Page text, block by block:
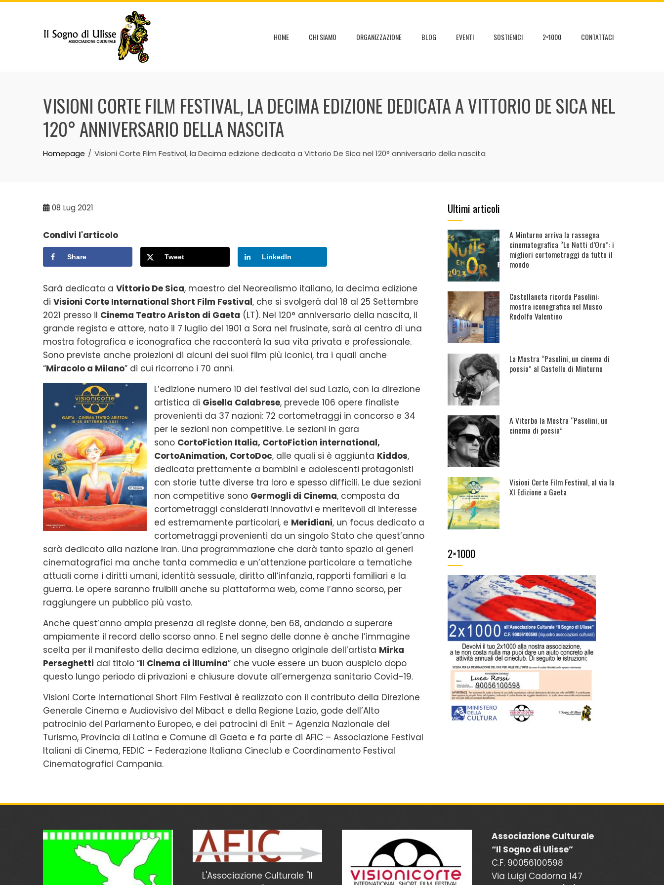
Skip
HOME CHI SIAMO ORGANIZZAZIONE BLOG EVENTI SOSTIENICI 2×1000 CONTATTACI
VISIONI CORTE FILM FESTIVAL, LA DECIMA EDIZIONE DEDICATA A VITTORIO DE SICA NEL
120° ANNIVERSARIO DELLA NASCITA
Homepage Visioni Corte Film Festival, la Decima edizione dedicata a Vittorio De Sica nel 120° anniversario della nascita
08 Lug 2021
Condivi l'articolo
Share Tweet LinkedIn
Sarà dedicata a Vittorio De Sica, maestro del Neorealismo italiano, la decima edizione
di Visioni Corte International Short Film Festival, che si svolgerà dal 18 al 25 Settembre
2021 presso il Cinema Teatro Ariston di Gaeta (LT). Nel 120° anniversario della nascita, il
grande regista e attore, nato il 7 luglio del 1901 a Sora nel frusinate, sarà al centro di una
mostra fotografica e iconografica che racconterà la sua vita privata e professionale.
Sono previste anche proiezioni di alcuni dei suoi film più iconici, tra i quali anche
“Miracolo a Milano” di cui ricorrono i 70 anni.
L’edizione numero 10 del festival del sud Lazio, con la direzione
artistica di Gisella Calabrese, prevede 106 opere finaliste
provenienti da 37 nazioni: 72 cortometraggi in concorso e 34
per le sezioni non competitive. Le sezioni in gara
sono CortoFiction Italia, CortoFiction international,
CortoAnimation, CortoDoc, alle quali si è aggiunta Kiddos,
dedicata prettamente a bambini e adolescenti protagonisti
con storie tutte diverse tra loro e spesso difficili. Le due sezioni
non competitive sono Germogli di Cinema, composta da
cortometraggi considerati innovativi e meritevoli di interesse
ed estremamente particolari, e Meridiani, un focus dedicato a
cortometraggi provenienti da un singolo Stato che quest’anno
sarà dedicato alla nazione Iran. Una programmazione che darà tanto spazio ai generi
cinematografici ma anche tanta commedia e un’attenzione particolare a tematiche
attuali come i diritti umani, identità sessuale, diritto all’infanzia, rapporti familiari e la
guerra. Le opere saranno fruibili anche su piattaforma web, come l’anno scorso, per
raggiungere un pubblico più vasto.
Anche quest’anno ampia presenza di registe donne, ben 68, andando a superare
ampiamente il record dello scorso anno. E nel segno delle donne è anche l’immagine
scelta per il manifesto della decima edizione, un disegno originale dell’artista Mirka
Perseghetti dal titolo “Il Cinema ci illumina” che vuole essere un buon auspicio dopo
questo lungo periodo di privazioni e chiusure dovute all’emergenza sanitario Covid-19.
Visioni Corte International Short Film Festival è realizzato con il contributo della Direzione
Generale Cinema e Audiovisivo del Mibact e della Regione Lazio, gode dell’Alto
patrocinio del Parlamento Europeo, e dei patrocini di Enit – Agenzia Nazionale del
Turismo, Provincia di Latina e Comune di Gaeta e fa parte di AFIC – Associazione Festival
Italiani di Cinema, FEDIC – Federazione Italiana Cineclub e Coordinamento Festival
Cinematografici Campania.
Ultimi articoli
A Minturno arriva la rassegna
cinematografica “Le Notti d’Oro”: i
migliori cortometraggi da tutto il
mondo
Castellaneta ricorda Pasolini:
mostra iconografica nel Museo
Rodolfo Valentino
La Mostra “Pasolini, un cinema di
poesia” al Castello di Minturno
A Viterbo la Mostra “Pasolini, un
cinema di poesia”
Visioni Corte Film Festival, al via la
XI Edizione a Gaeta
2×1000
L'Associazione Culturale "Il
Associazione Culturale
“Il Sogno di Ulisse”
C.F. 90056100598
Via Luigi Cadorna 147